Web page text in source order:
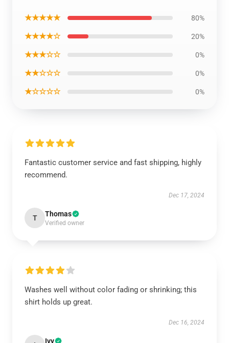
★★★★★ 80%
★★★★☆ 20%
★★★☆☆ 0%
★★☆☆☆ 0%
★☆☆☆☆ 0%
Fantastic customer service and fast shipping, highly
recommend.
Dec 17, 2024
T Thomas
Verified owner
Washes well without color fading or shrinking; this
shirt holds up great.
Dec 16, 2024
Ivy